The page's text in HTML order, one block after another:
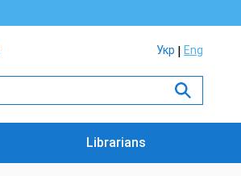
Укр Eng
Librarians